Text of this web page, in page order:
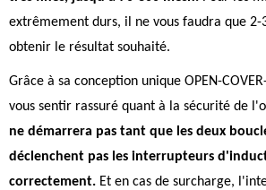
extrêmement durs, il ne vous faudra que 2-
obtenir le résultat souhaité.
Grâce à sa conception unique OPEN-
vous sentir rassuré quant à la sécurité de
ne démarrera pas tant que les deux
déclenchent pas les interrupteurs
correctement. Et en cas de surcharge,